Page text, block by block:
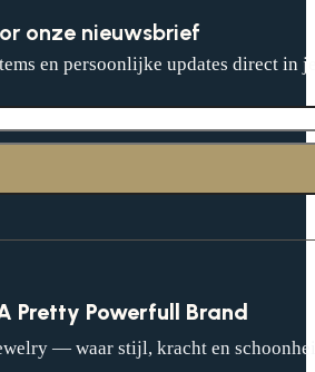
onze nieuwsbrief
en persoonlijke updates direct in
Pretty Powerfull Brand
— waar stijl, kracht en